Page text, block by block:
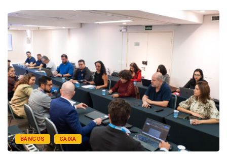
BANCOS CAIXA